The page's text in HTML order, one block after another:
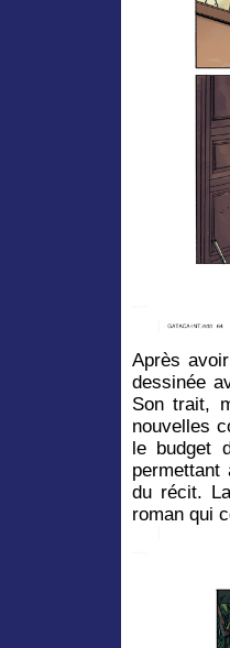
Après
dessinée
Son trait,
nouvelles
le budget
permettant
du récit.
roman qui